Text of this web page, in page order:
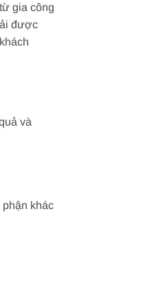
gia công
được
và
phận khác